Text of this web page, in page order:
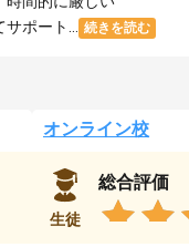
ポート...
続きを読む
オンライン校
生徒
総合評価